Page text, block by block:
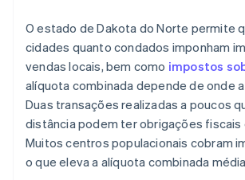
O estado de Dakota do Norte permite
cidades quanto condados imponham
vendas locais, bem como impostos
alíquota combinada depende de onde
Duas transações realizadas a poucos
distância podem ter obrigações
Muitos centros populacionais cobram
o que eleva a alíquota combinada